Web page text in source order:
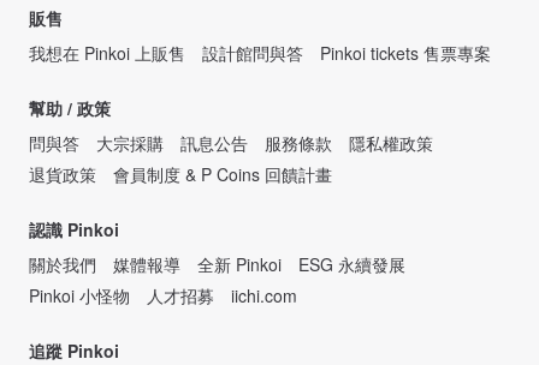
販售
我想在 Pinkoi 上販售
設計館問與答 Pinkoi tickets 售票專案
幫助 / 政策
問與答
大宗採購 訊息公告 服務條款
隱私權政策
退貨政策
會員制度 & P Coins 回饋計畫
認識 Pinkoi
關於我們
媒體報導 全新 Pinkoi
ESG 永續發展
Pinkoi 小怪物
人才招募 iichi.com
追蹤 Pinkoi